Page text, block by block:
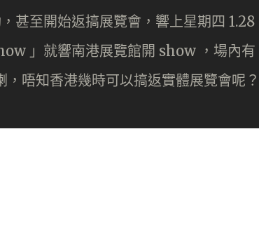
甚至開始返搞展覽會，響上星期四 1.28
」就響南港展覽館開 show ，場內有
唔知香港幾時可以搞返實體展覽會呢？